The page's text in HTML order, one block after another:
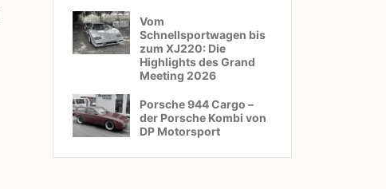
Vom
Schnellsportwagen bis
zum XJ220: Die
Highlights des Grand
Meeting 2026
Porsche 944 Cargo –
der Porsche Kombi von
DP Motorsport